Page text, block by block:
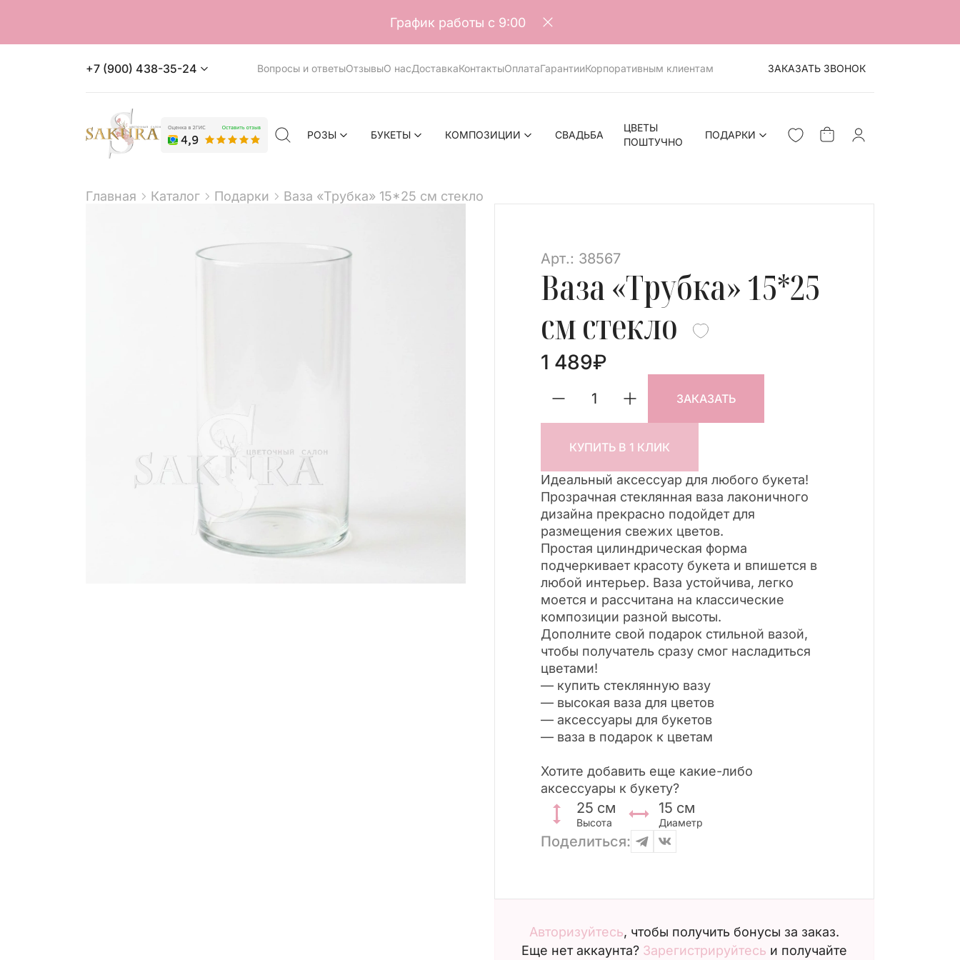
График работы с 9:00
+7 (900) 438-35-24 Вопросы и ответыОтзывыО насДоставкаКонтактыОплатаГарантииКорпоративным клиентам ЗАКАЗАТЬ ЗВОНОК
РОЗЫ БУКЕТЫ КОМПОЗИЦИИ СВАДЬБА
ЦВЕТЫ
ПОШТУЧНО
ПОДАРКИ
Главная Каталог Подарки Ваза «Трубка» 15*25 см стекло
Арт.: 38567
Ваза «Трубка» 15*25
см стекло
1 489₽
ЗАКАЗАТЬ
КУПИТЬ В 1 КЛИК
Идеальный аксессуар для любого букета!
Прозрачная стеклянная ваза лаконичного
дизайна прекрасно подойдет для
размещения свежих цветов.
Простая цилиндрическая форма
подчеркивает красоту букета и впишется в
любой интерьер. Ваза устойчива, легко
моется и рассчитана на классические
композиции разной высоты.
Дополните свой подарок стильной вазой,
чтобы получатель сразу смог насладиться
цветами!
— купить стеклянную вазу
— высокая ваза для цветов
— аксессуары для букетов
— ваза в подарок к цветам
Хотите добавить еще какие-либо
аксессуары к букету?
25 см
Высота
15 см
Диаметр
Поделиться:
Авторизуйтесь, чтобы получить бонусы за заказ.
Еще нет аккаунта? Зарегистрируйтесь и получайте